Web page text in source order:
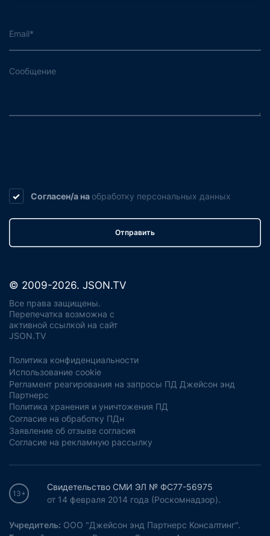
Согласен/а на обработку персональных данных
Отправить
© 2009-2026. JSON.TV
Все права защищены.
Перепечатка возможна с
активной ссылкой на сайт
JSON.TV
Политика конфиденциальности
Использование cookie
Регламент реагирования на запросы ПД Джейсон энд
Партнерс
Политика хранения и уничтожения ПД
Согласие на обработку ПДн
Заявление об отзыве согласия
Согласие на рекламную рассылку
13+
Свидетельство СМИ ЭЛ № ФС77-56975
от 14 февраля 2014 года (Роскомнадзор).
Учредитель: ООО "Джейсон энд Партнерс Консалтинг".